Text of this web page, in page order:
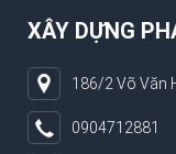
XÂY DỰNG
186/2 Võ Văn
0904712881